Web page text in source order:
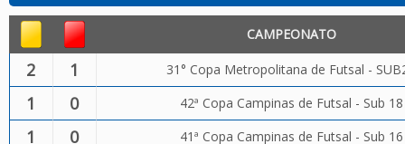
CAMPEONATO
2 1 31° Copa Metropolitana de Futsal -
1 0 42ª Copa Campinas de Futsal - Sub 18
1 0 41ª Copa Campinas de Futsal - Sub 16